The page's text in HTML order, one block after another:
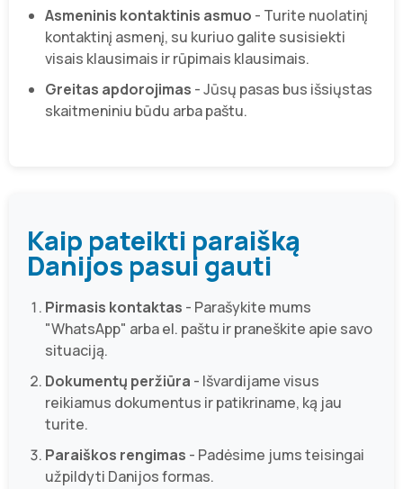
Asmeninis kontaktinis asmuo - Turite nuolatinį
kontaktinį asmenį, su kuriuo galite susisiekti
visais klausimais ir rūpimais klausimais.
Greitas apdorojimas - Jūsų pasas bus išsiųstas
skaitmeniniu būdu arba paštu.
Kaip pateikti paraišką
Danijos pasui gauti
Pirmasis kontaktas - Parašykite mums
"WhatsApp" arba el. paštu ir praneškite apie savo
situaciją.
Dokumentų peržiūra - Išvardijame visus
reikiamus dokumentus ir patikriname, ką jau
turite.
Paraiškos rengimas - Padėsime jums teisingai
užpildyti Danijos formas.